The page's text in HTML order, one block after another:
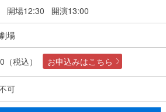
開場12:30 開演13:00
場
税込） お申込みはこちら
可